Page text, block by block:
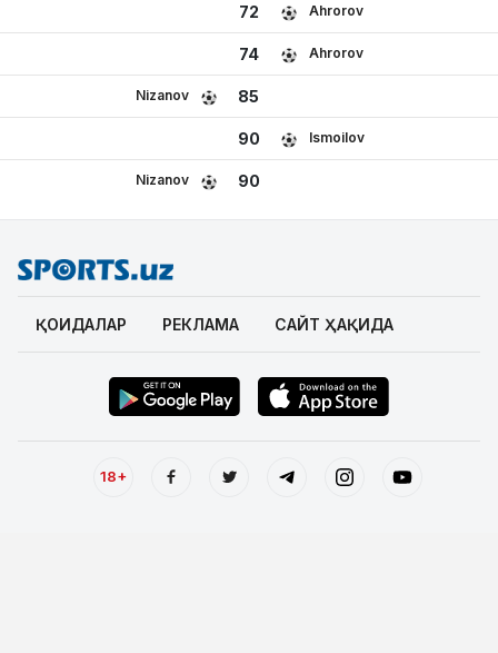
72 Ahrorov
74 Ahrorov
85
Nizanov
90 Ismoilov
90
Nizanov
ҚОИДАЛАР РЕКЛАМА САЙТ ҲАҚИДА
18+